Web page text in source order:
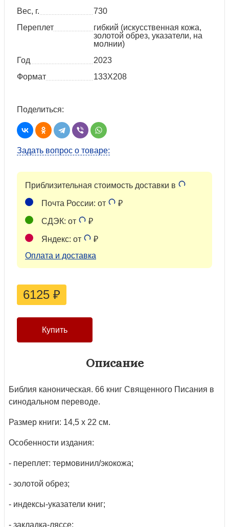
Вес, г.
730
Переплет
гибкий (искусственная кожа,
золотой обрез, указатели, на
молнии)
Год
2023
Формат
133Х208
Поделиться:
Задать вопрос о товаре:
Приблизительная стоимость доставки в
Почта России: от ₽
СДЭК: от ₽
Яндекс: от
₽
Оплата и доставка
6125 ₽
Описание
Библия каноническая. 66 книг Священного Писания в
синодальном переводе.
Размер книги: 14,5 х 22 см.
Особенности издания:
- переплет: термовинил/экокожа;
- золотой обрез;
- индексы-указатели книг;
- закладка-ляссе;